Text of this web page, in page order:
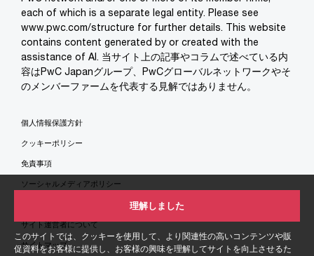
このサイトでは、クッキーを使用して、より関連性の高いコンテンツや販
促資料をお客様に提供し、お客様の興味を理解してサイトを向上させるた
理解しました
each of which is a separate legal entity. Please see
www.pwc.com/structure for further details. This website
contains content generated by or created with the
assistance of AI. 当サイト上の記事やコラムで述べている内
容はPwC Japanグループ、PwCグローバルネットワークやそ
のメンバーファームを代表する見解ではありません。
個人情報保護方針
クッキーポリシー
免責事項
ソーシャルメディアポリシー
サイト運営者について
サイトマップ